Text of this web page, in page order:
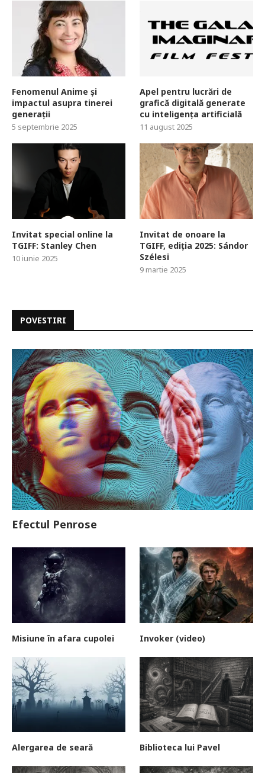
Fenomenul Anime și
impactul asupra tinerei
generații
5 septembrie 2025
Apel pentru lucrări de
grafică digitală generate
cu inteligența artificială
11 august 2025
Invitat special online la
TGIFF: Stanley Chen
10 iunie 2025
Invitat de onoare la
TGIFF, ediția 2025: Sándor
Szélesi
9 martie 2025
POVESTIRI
Efectul Penrose
Misiune în afara cupolei Invoker (video)
Alergarea de seară Biblioteca lui Pavel